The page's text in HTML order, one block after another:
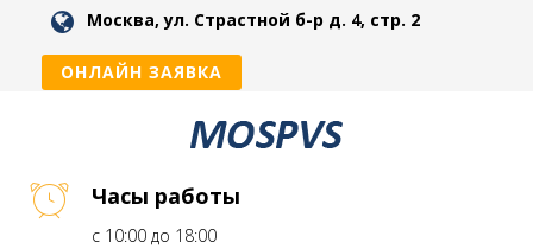
Москва, ул. Страстной б-р д. 4, стр. 2
ОНЛАЙН ЗАЯВКА
Часы работы
с 10:00 до 18:00